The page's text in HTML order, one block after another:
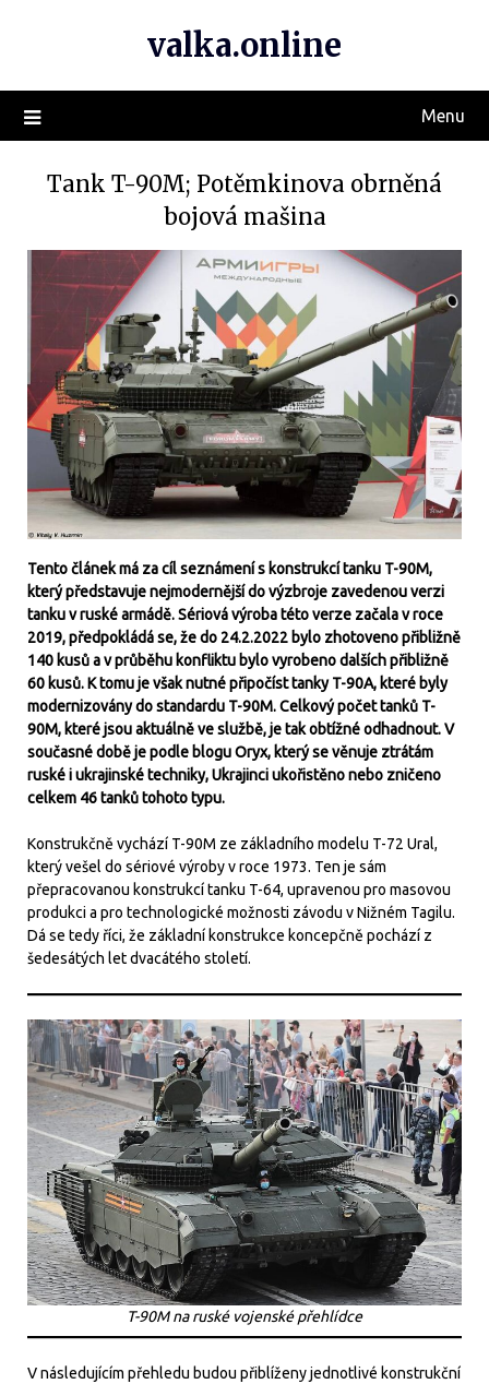
valka.online
Menu
Tank T-90M; Potěmkinova obrněná
bojová mašina
Tento článek má za cíl seznámení s konstrukcí tanku T-90M,
který představuje nejmodernější do výzbroje zavedenou verzi
tanku v ruské armádě. Sériová výroba této verze začala v roce
2019, předpokládá se, že do 24.2.2022 bylo zhotoveno přibližně
140 kusů a v průběhu konfliktu bylo vyrobeno dalších přibližně
60 kusů. K tomu je však nutné připočíst tanky T-90A, které byly
modernizovány do standardu T-90M. Celkový počet tanků T-
90M, které jsou aktuálně ve službě, je tak obtížné odhadnout. V
současné době je podle blogu Oryx, který se věnuje ztrátám
ruské i ukrajinské techniky, Ukrajinci ukořistěno nebo zničeno
celkem 46 tanků tohoto typu.
Konstrukčně vychází T-90M ze základního modelu T-72 Ural,
který vešel do sériové výroby v roce 1973. Ten je sám
přepracovanou konstrukcí tanku T-64, upravenou pro masovou
produkci a pro technologické možnosti závodu v Nižném Tagilu.
Dá se tedy říci, že základní konstrukce koncepčně pochází z
šedesátých let dvacátého století.
T-90M na ruské vojenské přehlídce
V následujícím přehledu budou přiblíženy jednotlivé konstrukční